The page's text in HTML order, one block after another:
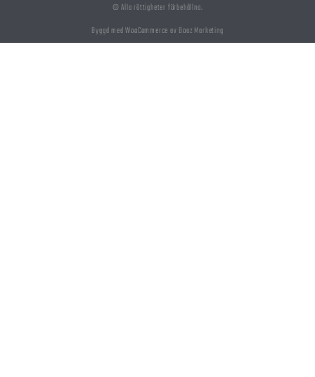
© Alla rättigheter förbehållna.
Byggd med WooCommerce av Boaz Marketing